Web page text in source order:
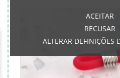
ACEITAR
RECUSAR
ALTERAR DEFINIÇÕES